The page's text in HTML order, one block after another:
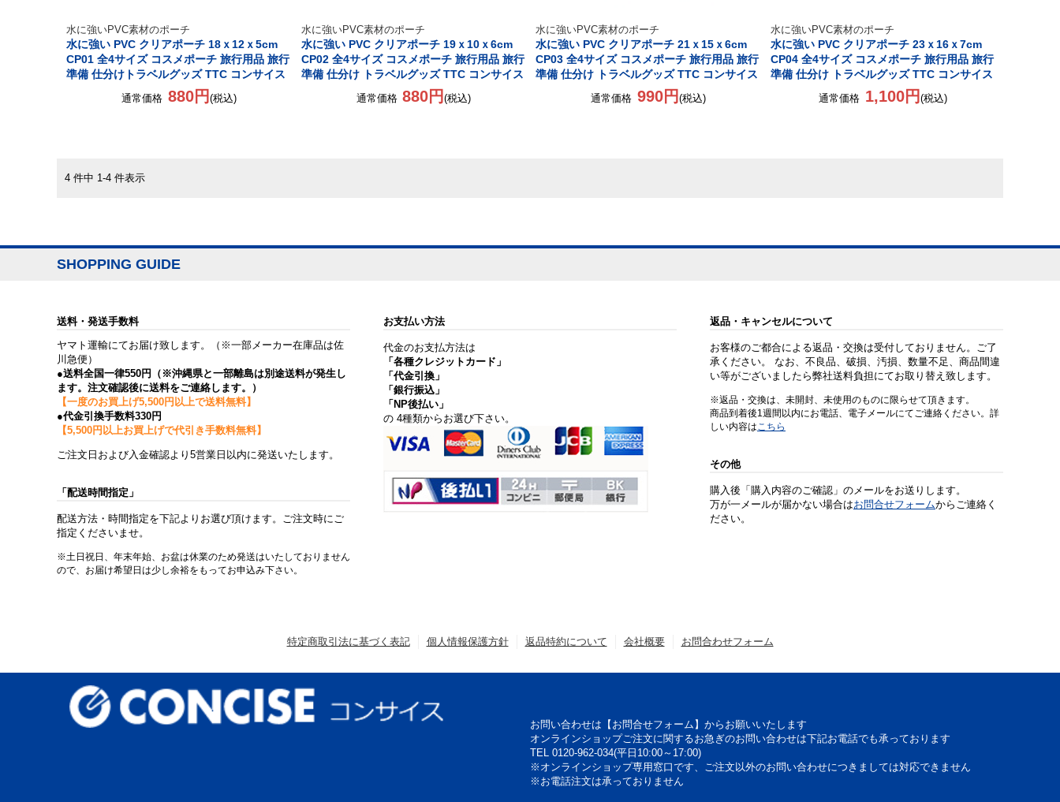
水に強いPVC素材のポーチ
水に強い PVC クリアポーチ 18ｘ12ｘ5cm
CP01 全4サイズ コスメポーチ 旅行用品 旅行
準備 仕分けトラベルグッズ TTC コンサイス
通常価格 880円 (税込)
水に強いPVC素材のポーチ
水に強い PVC クリアポーチ 19ｘ10ｘ6cm
CP02 全4サイズ コスメポーチ 旅行用品 旅行
準備 仕分け トラベルグッズ TTC コンサイス
通常価格 880円(税込)
水に強いPVC素材のポーチ
水に強い PVC クリアポーチ 21ｘ15ｘ6cm
CP03 全4サイズ コスメポーチ 旅行用品 旅行
準備 仕分け トラベルグッズ TTC コンサイス
通常価格 990円 (税込)
水に強いPVC素材のポーチ
水に強い PVC クリアポーチ 23ｘ16ｘ7cm
CP04 全4サイズ コスメポーチ 旅行用品 旅行
準備 仕分け トラベルグッズ TTC コンサイス
通常価格 1,100円 (税込)
4 件中 1-4 件表示
SHOPPING GUIDE
送料・発送手数料
ヤマト運輸にてお届け致します。（※一部メーカー在庫品は佐
川急便）
●送料全国一律550円（※沖縄県と一部離島は別途送料が発生し
ます。注文確認後に送料をご連絡します。）
【一度のお買上げ5,500円以上で送料無料】
●代金引換手数料330円
【5,500円以上お買上げで代引き手数料無料】
ご注文日および入金確認より5営業日以内に発送いたします。
「配送時間指定」
配送方法・時間指定を下記よりお選び頂けます。ご注文時にご
指定くださいませ。
※土日祝日、年末年始、お盆は休業のため発送はいたしておりません
ので、お届け希望日は少し余裕をもってお申込み下さい。
お支払い方法
代金のお支払方法は
「各種クレジットカード」
「代金引換」
「銀行振込」
「NP後払い」
の 4種類からお選び下さい。
返品・キャンセルについて
お客様のご都合による返品・交換は受付しておりません。ご了
承ください。 なお、不良品、破損、汚損、数量不足、商品間違
い等がございましたら弊社送料負担にてお取り替え致します。
※返品・交換は、未開封、未使用のものに限らせて頂きます。
商品到着後1週間以内にお電話、電子メールにてご連絡ください。詳
しい内容はこちら
その他
購入後「購入内容のご確認」のメールをお送りします。
万が一メールが届かない場合はお問合せフォームからご連絡く
ださい。
特定商取引法に基づく表記 個人情報保護方針 返品特約について 会社概要 お問合わせフォーム
お問い合わせは【お問合せフォーム】からお願いいたします
オンラインショップご注文に関するお急ぎのお問い合わせは下記お電話でも承っております
TEL 0120-962-034(平日10:00～17:00)
※オンラインショップ専用窓口です、ご注文以外のお問い合わせにつきましては対応できません
※お電話注文は承っておりません